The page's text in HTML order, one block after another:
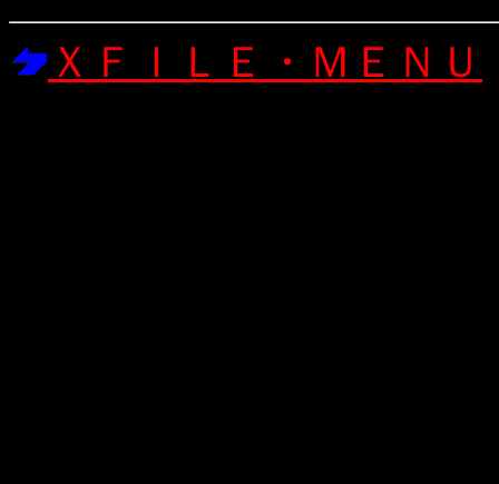
ＸＦＩＬＥ・ＭＥＮＵ